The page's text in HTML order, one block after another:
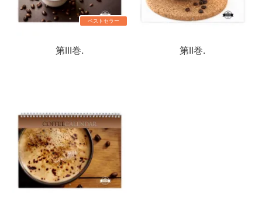
ベストセラー
第III巻. 第II巻.